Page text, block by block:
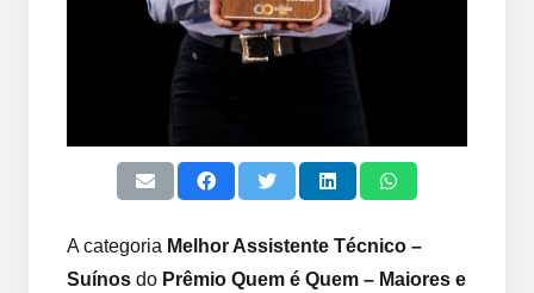
A categoria Melhor Assistente Técnico –
Suínos do Prêmio Quem é Quem – Maiores e